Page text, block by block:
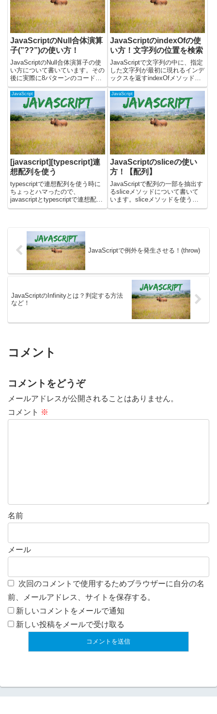
JavaScriptのNull合体演算
子(”??”)の使い方！
JavaScriptのNull合体演算子の使
い方について書いています。その
後に実際に8パターンのコードで
動作を検証した結果を書きまし
た。Null合体演算子の使い方は？
JavaScriptのNull合体演算子は、
nullか判断して、nullだ...
JavaScriptのindexOfの使
い方！文字列の位置を検索
JavaScriptで文字列の中に、指定
した文字列が最初に現れるインデ
ックスを返すindexOfメソッドに
ついて解説します。indexOfメソ
ッドを使うと、文字列の中に特定
の文字列が含まれているかどう
か、また、その文字列がどこにあ
るかを簡単...
JavaScript
[javascript][typescript]連
想配列を使う
typescriptで連想配列を使う時に
ちょっとハマったので、
javascriptとtypescriptで連想配列
を使う時についてまとめてみまし
化const obje...
JavaScript
JavaScriptのsliceの使い
方！【配列】
JavaScriptで配列の一部を抽出す
るsliceメソッドについて書いて
います。sliceメソッドを使う
と、配列の指定した範囲の要素を
JavaScriptで例外を発生させる！(throw)
JavaScriptのInfinityとは？判定する方法
など！
コメント
コメントをどうぞ
メールアドレスが公開されることはありません。
コメント ※
名前
メール
次回のコメントで使用するためブラウザーに自分の名
前、メールアドレス、サイトを保存する。
新しいコメントをメールで通知
新しい投稿をメールで受け取る